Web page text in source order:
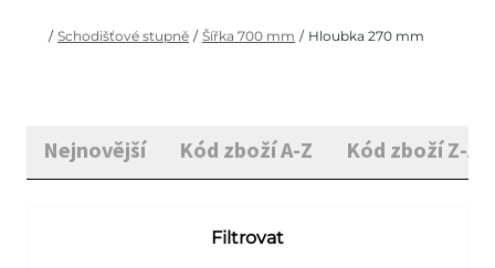
/ Schodišťové stupně / Šířka 700 mm / Hloubka 270 mm
Nejnovější Kód zboží A-Z Kód zboží Z-A
Filtrovat